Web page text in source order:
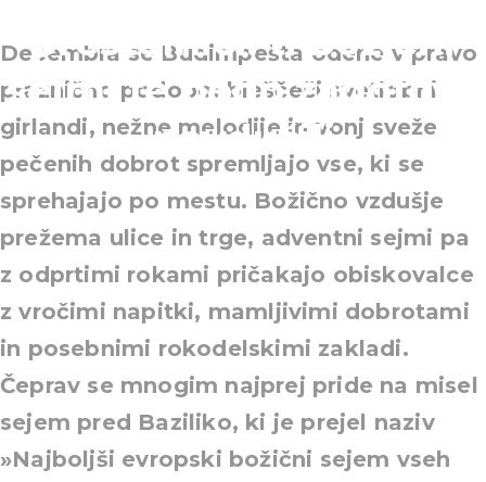
prestolnici: ti božični
sejmi te bodo zagotovo
navdušili
Decembra se Budimpešta odene v pravo
praznično podobo: bleščeči svetlobni
girlandi, nežne melodije in vonj sveže
pečenih dobrot spremljajo vse, ki se
sprehajajo po mestu. Božično vzdušje
prežema ulice in trge, adventni sejmi pa
z odprtimi rokami pričakajo obiskovalce
z vročimi napitki, mamljivimi dobrotami
in posebnimi rokodelskimi zakladi.
Čeprav se mnogim najprej pride na misel
sejem pred Baziliko, ki je prejel naziv
»Najboljši evropski božični sejem vseh